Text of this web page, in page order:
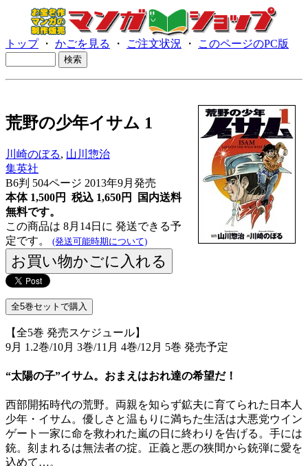
トップ・ かごを見る ・ ご注文状況 ・ このページのPC版
荒野の少年イサム 1
川崎のぼる, 山川惣治
集英社
B6判 504ページ 2013年9月発売
本体 1,500円 税込 1,650円
国内送料
無料です。
この商品は 8月14日に 発送できる予
定です。 (発送可能時期について)
【全5巻 発売スケジュール】
9月 1.2巻/10月 3巻/11月 4巻/12月 5巻 発売予定
“太陽の子”イサム。おまえはおれ達の希望だ！
西部開拓時代の荒野。両親を知らず鉱夫に育てられた日本人
少年・イサム。優しさと温もりに満ちた生活は大悪党ウイン
ゲート一家に命を救われた嵐の日に終わりを告げる。手には
銃。刻まれるは無法者の掟。正義と悪の狭間から銃弾に愛を
込めて…。